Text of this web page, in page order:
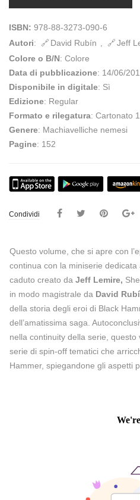
ISBN: 978-88-3273-090-6
Autori: David Rubín ,
Jeff
Colore o B/N: Colore
Data di pubblicazione: 14/06/
Disponibile in digitale: Sì
Edizione: Regular
Formato e rilegatura: Cartonato
Genere: Machiavelliche nemesi
Pagine: 152
Condividi
Questo volume, che si apre con
continua con la miniserie dedicata
caduto creato da Jeff Lemire,
in modo magistrale da David
della storia degli eroi di Black
dell’amatissima saga.
nella continuity della serie,
serie di spin-off tematici che
Hammer, spiegandone gli aspetti